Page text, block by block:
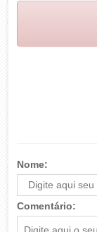
Nome:
Comentário: